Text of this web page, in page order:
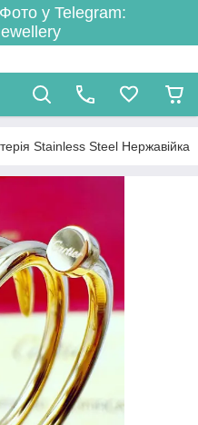
у Telegram:
Stainless Steel Нержавійка